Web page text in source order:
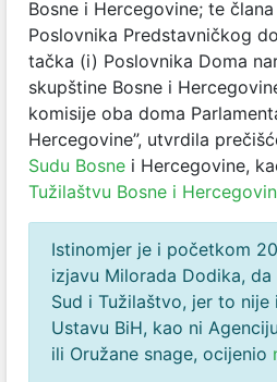
Bosne i Hercegovine; te
Poslovnika Predstavničkog
tačka (i) Poslovnika Doma
skupštine Bosne i
komisije oba doma
Hercegovine”, utvrdila
Sudu Bosne i Hercegovine,
Tužilaštvu Bosne i
Istinomjer je i početkom
izjavu Milorada Dodika,
Sud i Tužilaštvo, jer to
Ustavu BiH, kao ni
ili Oružane snage, ocijenio